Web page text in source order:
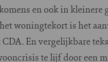
en ook in
woningtekort is het
CDA. En vergelijkbare
te lijf door een